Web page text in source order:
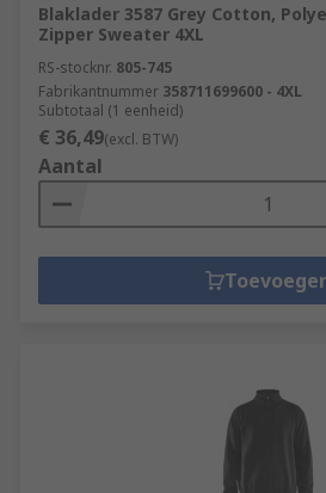
Blaklader 3587 Grey Cotton,
Zipper Sweater 4XL
RS-stocknr. 805-745
Fabrikantnummer 358711699600 - 4XL
Subtotaal (1 eenheid)
€ 36,49(excl. BTW)
Aantal